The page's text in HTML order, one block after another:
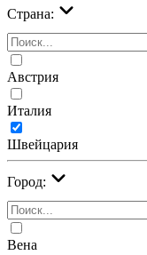
Страна:
Австрия
Италия
Швейцария
Город:
Вена